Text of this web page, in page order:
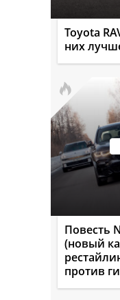
Toyota
них
Повесть
(новый
против